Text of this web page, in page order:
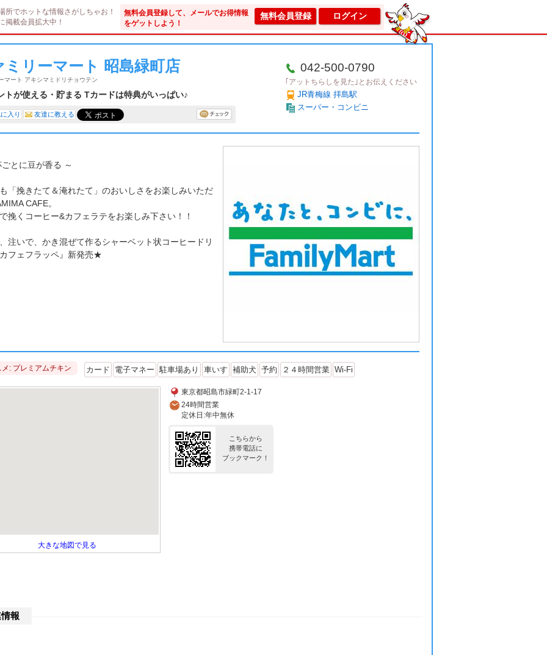
所でホットな情報さがしちゃお！
掲載会員拡大中！
無料会員登録 ログイン
無料会員登録して、メールでお得情報
をゲットしよう！
ミリーマート 昭島緑町店
マート アキシマミドリチョウテン
トが使える・貯まる Tカードは特典がいっぱい♪
042-500-0790
｢アットちらしを見た｣とお伝えください
JR青梅線 拝島駅
スーパー・コンビニ
入り 友達に教える
とに豆が香る ～
「挽きたて＆淹れたて」のおいしさをお楽しみいただ
CAFE。
挽くコーヒー&カフェラテをお楽しみ下さい！！
注いで、かき混ぜて作るシャーベット状コーヒードリ
フェフラッペ』新発売★
メ: プレミアムチキン カード 電子マネー 駐車場あり 車いす 補助犬 予約 ２４時間営業 Wi-Fi
大きな地図で見る
東京都昭島市緑町2-1-17
24時間営業
定休日:年中無休
こちらから
携帯電話に
ブックマーク！
報